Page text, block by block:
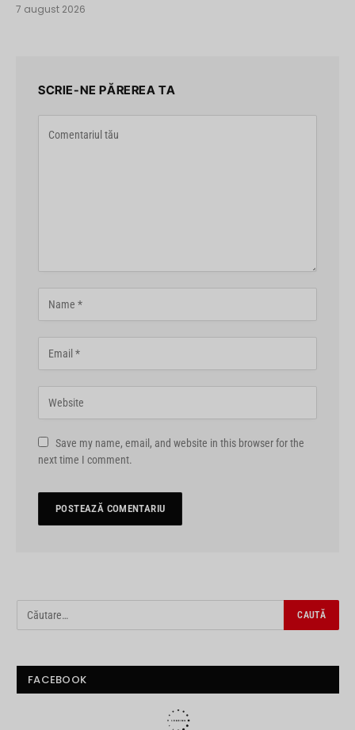
7 august 2026
SCRIE-NE PĂREREA TA
Save my name, email, and website in this browser for the
next time I comment.
FACEBOOK